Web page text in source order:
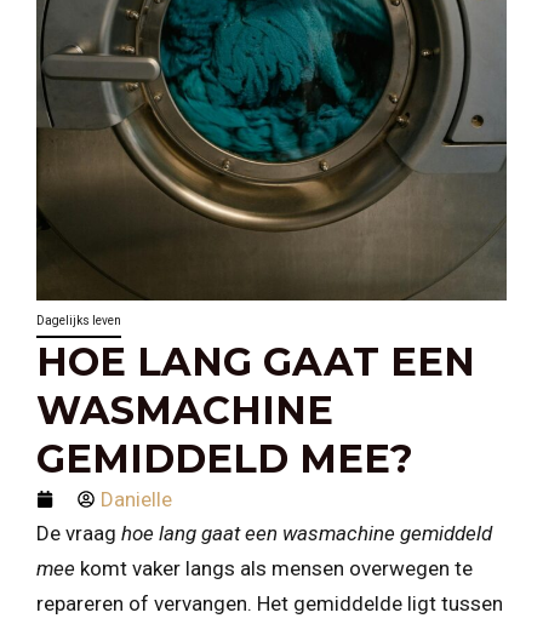
Dagelijks leven
HOE LANG GAAT EEN
WASMACHINE
GEMIDDELD MEE?
Danielle
De vraag hoe lang gaat een wasmachine gemiddeld
mee komt vaker langs als mensen overwegen te
repareren of vervangen. Het gemiddelde ligt tussen